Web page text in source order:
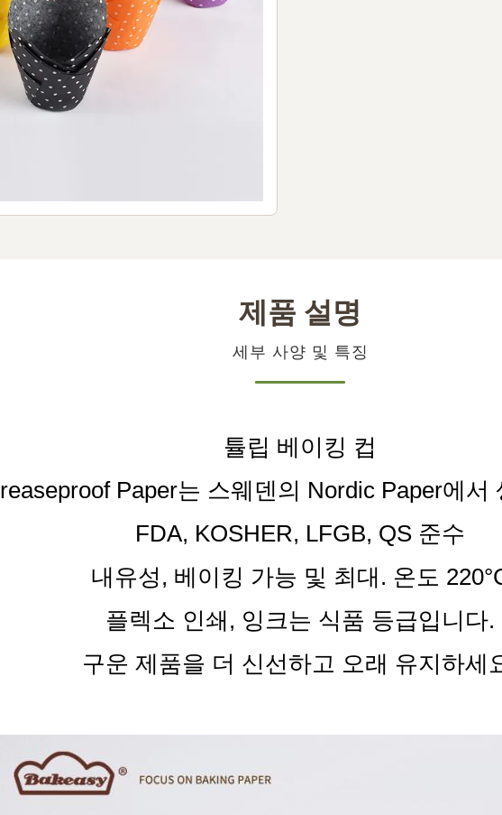
제품 설명
세부 사양 및 특징
튤립 베이킹 컵
Paper는 스웨덴의 Nordic Paper에서
FDA, KOSHER, LFGB, QS 준수
내유성, 베이킹 가능 및 최대. 온도
플렉소 인쇄, 잉크는 식품 등급입니다.
구운 제품을 더 신선하고 오래 유지하세